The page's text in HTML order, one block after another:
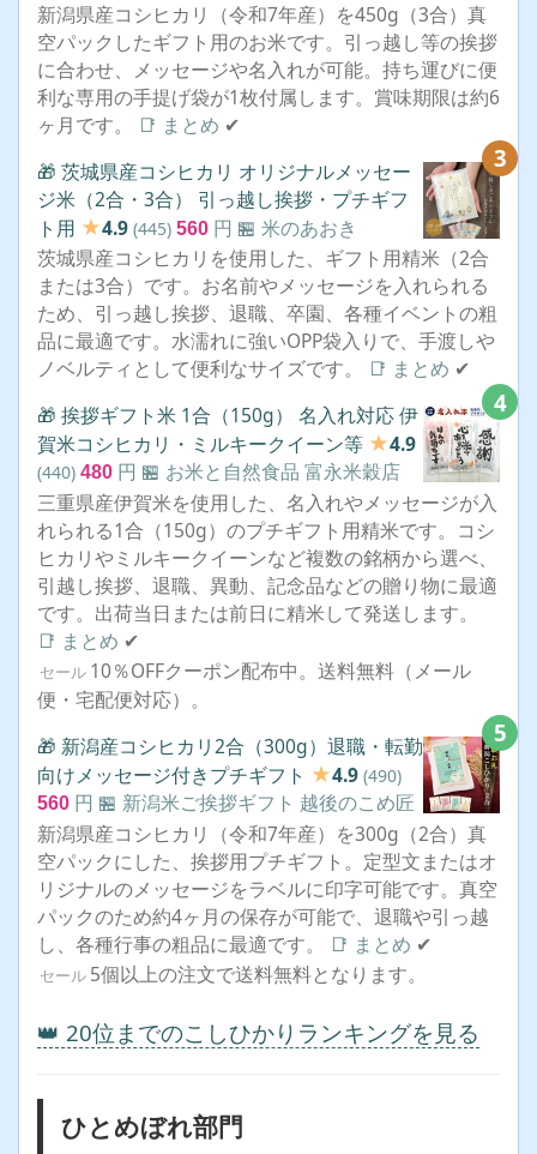
新潟県産コシヒカリ（令和7年産）を450g（3合）真
空パックしたギフト用のお米です。引っ越し等の挨拶
に合わせ、メッセージや名入れが可能。持ち運びに便
利な専用の手提げ袋が1枚付属します。賞味期限は約6
ヶ月です。
📑 まとめ ✔
3
🎁 茨城県産コシヒカリ オリジナルメッセー
ジ米（2合・3合） 引っ越し挨拶・プチギフ
ト用 ★4.9 (445) 560 円 🏪 米のあおき
茨城県産コシヒカリを使用した、ギフト用精米（2合
または3合）です。お名前やメッセージを入れられる
ため、引っ越し挨拶、退職、卒園、各種イベントの粗
品に最適です。水濡れに強いOPP袋入りで、手渡しや
ノベルティとして便利なサイズです。
📑 まとめ ✔
4
🎁 挨拶ギフト米 1合（150g） 名入れ対応 伊
賀米コシヒカリ・ミルキークイーン等 ★4.9
(440) 480 円 🏪 お米と自然食品 富永米穀店
三重県産伊賀米を使用した、名入れやメッセージが入
れられる1合（150g）のプチギフト用精米です。コシ
ヒカリやミルキークイーンなど複数の銘柄から選べ、
引越し挨拶、退職、異動、記念品などの贈り物に最適
です。出荷当日または前日に精米して発送します。
📑 まとめ ✔
セール 10％OFFクーポン配布中。送料無料（メール
便・宅配便対応）。
5
🎁 新潟産コシヒカリ2合（300g）退職・転勤
向けメッセージ付きプチギフト ★4.9 (490)
560 円 🏪 新潟米ご挨拶ギフト 越後のこめ匠
新潟県産コシヒカリ（令和7年産）を300g（2合）真
空パックにした、挨拶用プチギフト。定型文またはオ
リジナルのメッセージをラベルに印字可能です。真空
パックのため約4ヶ月の保存が可能で、退職や引っ越
し、各種行事の粗品に最適です。
📑 まとめ ✔
セール 5個以上の注文で送料無料となります。
👑 20位までのこしひかりランキングを見る
ひとめぼれ部門